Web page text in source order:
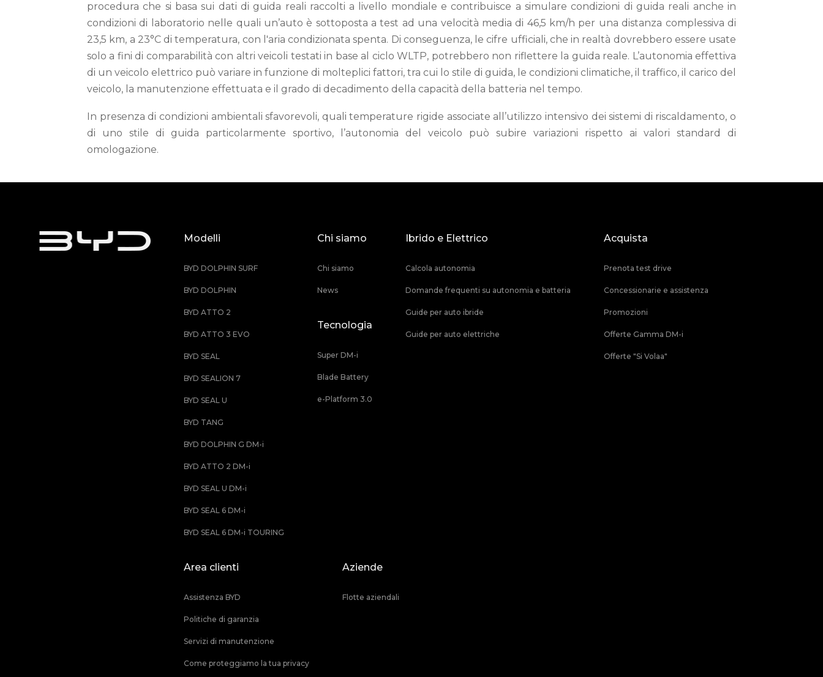
procedura che si basa sui dati di guida reali raccolti a livello mondiale e contribuisce a simulare condizioni di guida reali anche in
condizioni di laboratorio nelle quali un’auto è sottoposta a test ad una velocità media di 46,5 km/h per una distanza complessiva di
23,5 km, a 23°C di temperatura, con l'aria condizionata spenta. Di conseguenza, le cifre ufficiali, che in realtà dovrebbero essere usate
solo a fini di comparabilità con altri veicoli testati in base al ciclo WLTP, potrebbero non riflettere la guida reale. L’autonomia effettiva
di un veicolo elettrico può variare in funzione di molteplici fattori, tra cui lo stile di guida, le condizioni climatiche, il traffico, il carico del
veicolo, la manutenzione effettuata e il grado di decadimento della capacità della batteria nel tempo.
In presenza di condizioni ambientali sfavorevoli, quali temperature rigide associate all’utilizzo intensivo dei sistemi di riscaldamento, o
di uno stile di guida particolarmente sportivo, l’autonomia del veicolo può subire variazioni rispetto ai valori standard di
omologazione.
Modelli
BYD DOLPHIN SURF
BYD DOLPHIN
BYD ATTO 2
BYD ATTO 3 EVO
BYD SEAL
BYD SEALION 7
BYD SEAL U
BYD TANG
BYD DOLPHIN G DM-i
BYD ATTO 2 DM-i
BYD SEAL U DM-i
BYD SEAL 6 DM-i
BYD SEAL 6 DM-i TOURING
Chi siamo
Chi siamo
News
Tecnologia
Super DM-i
Blade Battery
e-Platform 3.0
Ibrido e Elettrico
Calcola autonomia
Domande frequenti su autonomia e batteria
Guide per auto ibride
Guide per auto elettriche
Acquista
Prenota test drive
Concessionarie e assistenza
Promozioni
Offerte Gamma DM-i
Offerte "Si Volaa"
Area clienti
Assistenza BYD
Politiche di garanzia
Servizi di manutenzione
Come proteggiamo la tua privacy
Aziende
Flotte aziendali